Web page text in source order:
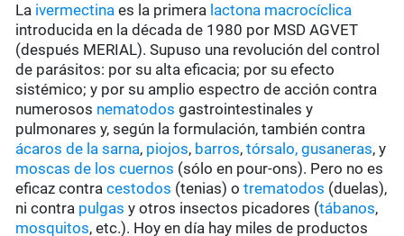
La ivermectina es la primera lactona macrocíclica
introducida en la década de 1980 por MSD AGVET
(después MERIAL). Supuso una revolución del control
de parásitos: por su alta eficacia; por su efecto
sistémico; y por su amplio espectro de acción contra
numerosos nematodos gastrointestinales y
pulmonares y, según la formulación, también contra
ácaros de la sarna, piojos, barros,tórsalo,gusaneras, y
moscas de los cuernos (sólo en pour-ons). Pero no es
eficaz contracestodos (tenias) otrematodos (duelas),
ni contra pulgas y otros insectos picadores (tábanos,
mosquitos, etc.). Hoy en día hay miles de productos